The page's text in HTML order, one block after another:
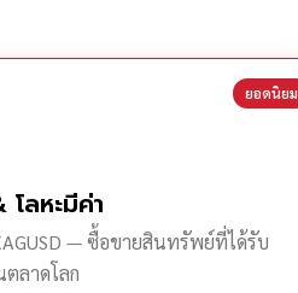
ยอดนิยม
ลหะมีค่า
— ซื้อขายสินทรัพย์ที่ได้รับ
ลาดโลก